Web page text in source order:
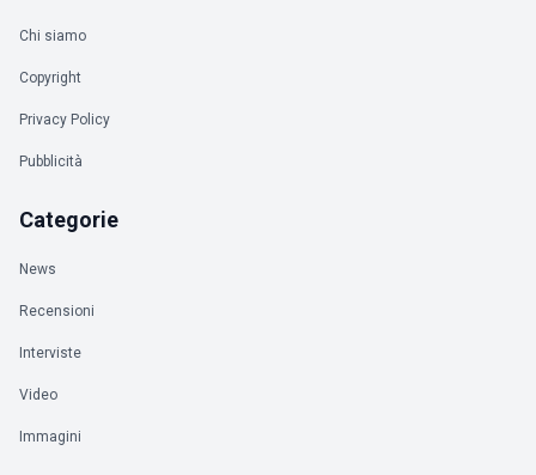
Chi siamo
Copyright
Privacy Policy
Pubblicità
Categorie
News
Recensioni
Interviste
Video
Immagini